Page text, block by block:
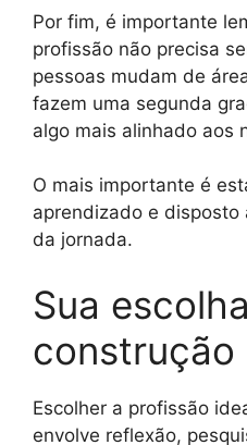
Por fim, é importante
profissão não precisa
pessoas mudam de
fazem uma segunda
algo mais alinhado aos
O mais importante é
aprendizado e
da jornada.
Sua
construção
Escolher a profissão
envolve reflexão,